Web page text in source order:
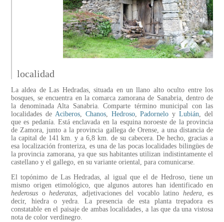
localidad
La aldea de Las Hedradas, situada en un llano alto oculto entre los
bosques, se encuentra en la comarca zamorana de Sanabria, dentro de
la denominada Alta Sanabria. Comparte término municipal con las
localidades de Aciberos, Chanos, Hedroso,Padornelo yLubián, del
que es pedanía. Está enclavada en la esquina noroeste de la provincia
de Zamora, junto a la provincia gallega de Orense, a una distancia de
la capital de 141 km. y a 6,8 km. de su cabecera. De hecho, gracias a
esa localización fronteriza, es una de las pocas localidades bilingües de
la provincia zamorana, ya que sus habitantes utilizan indistintamente el
castellano y el gallego, en su variante oriental, para comunicarse.
El topónimo de Las Hedradas, al igual que el de Hedroso, tiene un
mismo origen etimológico, que algunos autores han identificado en
hederosus o hederatas, adjetivaciones del vocablo latino hedera, es
decir, hiedra o yedra. La presencia de esta planta trepadora es
constatable en el paisaje de ambas localidades, a las que da una vistosa
nota de color verdinegro.